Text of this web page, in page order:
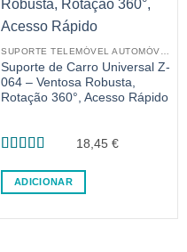
Suporte de Carro Universal Z-
064 – Ventosa Robusta,
Rotação 360°, Acesso Rápido
4.33de 5
18,45 €
ADICIONAR